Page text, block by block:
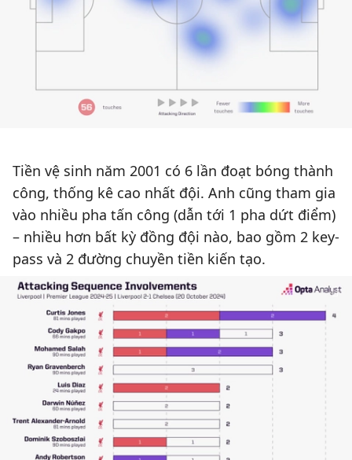
Tiền vệ sinh năm 2001 có 6 lần đoạt bóng thành
công, thống kê cao nhất đội. Anh cũng tham gia
vào nhiều pha tấn công (dẫn tới 1 pha dứt điểm)
– nhiều hơn bất kỳ đồng đội nào, bao gồm 2 key-
pass và 2 đường chuyền tiền kiến tạo.